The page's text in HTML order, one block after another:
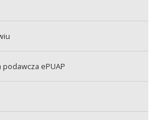
ePUAP